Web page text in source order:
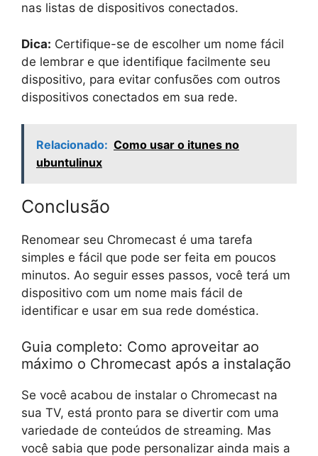
nas listas de dispositivos conectados.
Dica: Certifique-se de escolher um nome fácil
de lembrar e que identifique facilmente seu
dispositivo, para evitar confusões com outros
dispositivos conectados em sua rede.
Relacionado: Como usar o itunes no
ubuntulinux
Conclusão
Renomear seu Chromecast é uma tarefa
simples e fácil que pode ser feita em poucos
minutos. Ao seguir esses passos, você terá um
dispositivo com um nome mais fácil de
identificar e usar em sua rede doméstica.
Guia completo: Como aproveitar ao
máximo o Chromecast após a instalação
Se você acabou de instalar o Chromecast na
sua TV, está pronto para se divertir com uma
variedade de conteúdos de streaming. Mas
você sabia que pode personalizar ainda mais a